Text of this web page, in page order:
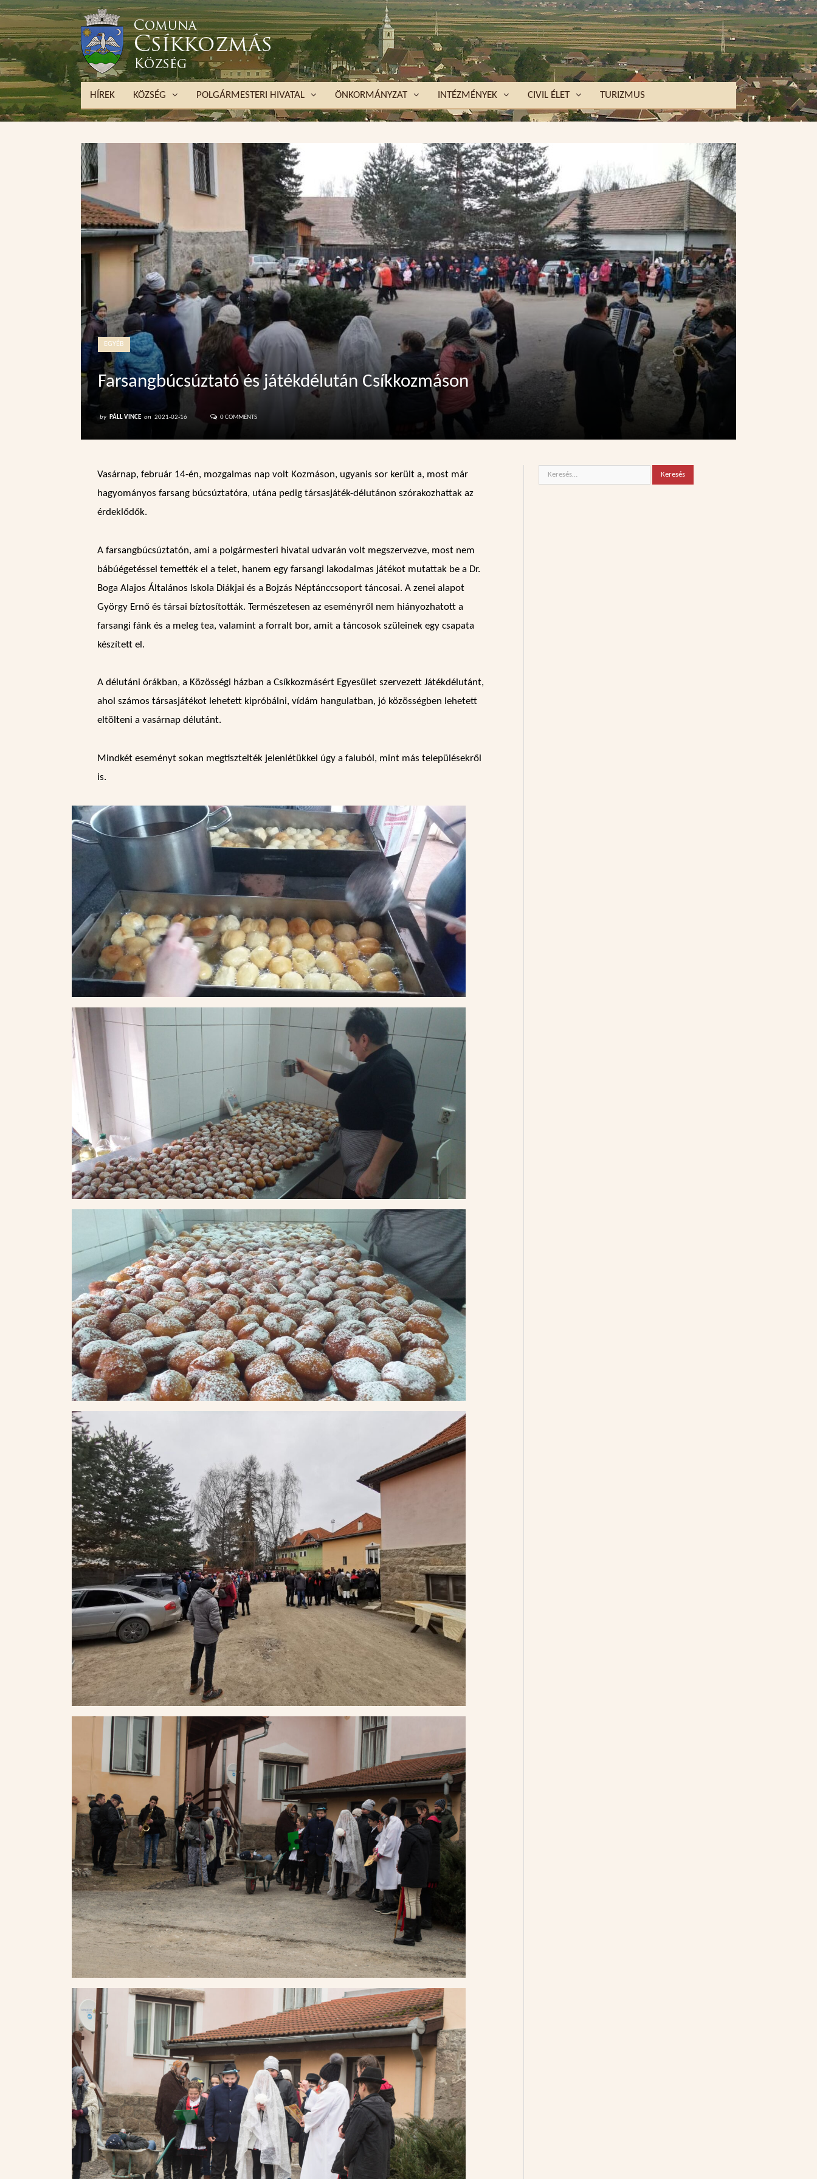
HÍREK KÖZSÉG POLGÁRMESTERI HIVATAL ÖNKORMÁNYZAT INTÉZMÉNYEK CIVIL ÉLET TURIZMUS
EGYÉB
Farsangbúcsúztató és játékdélután Csíkkozmáson
by PÁLL VINCE on 2021-02-16 0 COMMENTS
Vasárnap, február 14-én, mozgalmas nap volt Kozmáson, ugyanis sor került a, most már
hagyományos farsang búcsúztatóra, utána pedig társasjáték-délutánon szórakozhattak az
érdeklődők.
A farsangbúcsúztatón, ami a polgármesteri hivatal udvarán volt megszervezve, most nem
bábúégetéssel temették el a telet, hanem egy farsangi lakodalmas játékot mutattak be a Dr.
Boga Alajos Általános Iskola Diákjai és a Bojzás Néptánccsoport táncosai. A zenei alapot
György Ernő és társai bíztosították. Természetesen az eseményről nem hiányozhatott a
farsangi fánk és a meleg tea, valamint a forralt bor, amit a táncosok szüleinek egy csapata
készített el.
A délutáni órákban, a Közösségi házban a Csíkkozmásért Egyesület szervezett Játékdélutánt,
ahol számos társasjátékot lehetett kipróbálni, vídám hangulatban, jó közösségben lehetett
eltölteni a vasárnap délutánt.
Mindkét eseményt sokan megtisztelték jelenlétükkel úgy a faluból, mint más településekről
is.